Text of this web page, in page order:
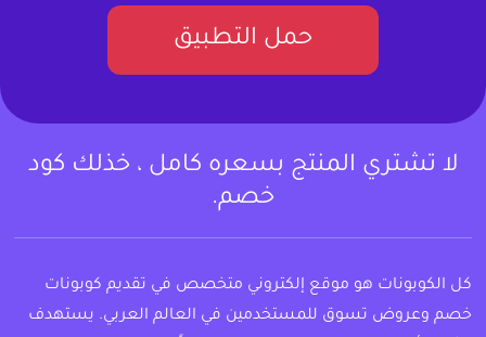
حمل التطبيق
لا تشتري المنتج بسعره كامل ، خذلك كود
خصم.
كل الكوبونات هو موقع إلكتروني متخصص في تقديم كوبونات
خصم وعروض تسوق للمستخدمين في العالم العربي. يستهدف